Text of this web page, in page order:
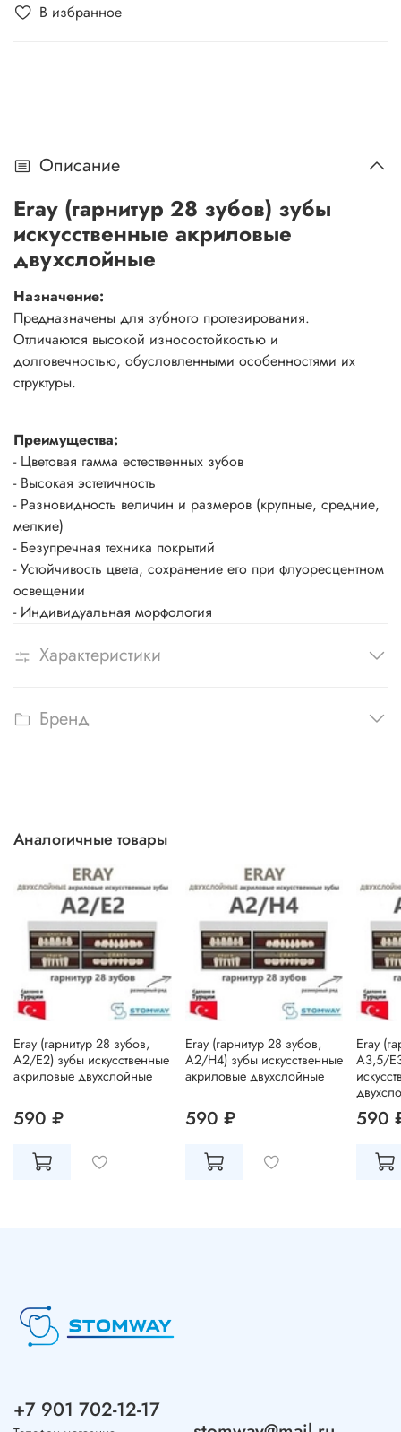
В избранное
Описание
Eray (гарнитур 28 зубов) зубы
искусственные акриловые
двухслойные
Назначение:
Предназначены для зубного протезирования.
Отличаются высокой износостойкостью и
долговечностью, обусловленными особенностями их
структуры.
Преимущества:
- Цветовая гамма естественных зубов
- Высокая эстетичность
- Разновидность величин и размеров (крупные, средние,
мелкие)
- Безупречная техника покрытий
- Устойчивость цвета, сохранение его при флуоресцентном
освещении
- Индивидуальная морфология
Характеристики
Бренд
Аналогичные товары
Eray (гарнитур 28 зубов,
A2/E2) зубы искусственные
акриловые двухслойные
590 ₽
Eray (гарнитур 28 зубов,
A2/H4) зубы искусственные
акриловые двухслойные
590 ₽
Eray
A3,5/
590
+7 901 702-12-17